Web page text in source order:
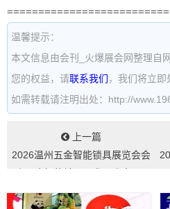
温馨提示：
本文信息由会刊_火爆展会网整理自
您的权益，请联系我们 ，我们将立即
如需转载请注明出处：http://
上一篇
2026温州五金智能锁具展览会会